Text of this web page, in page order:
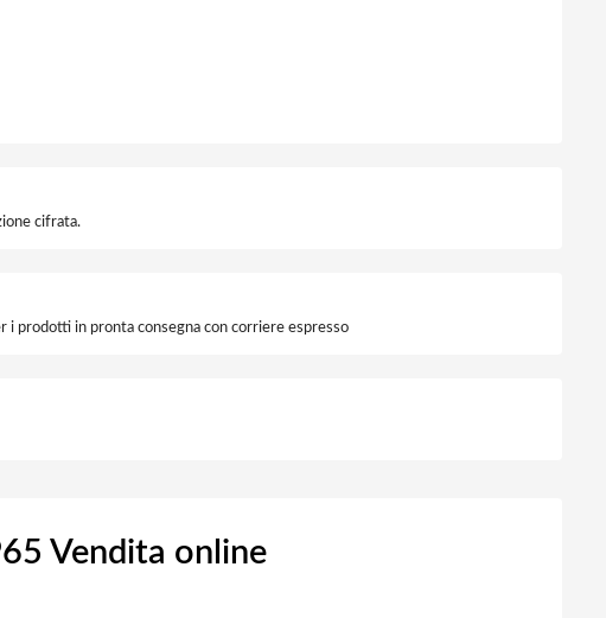
cifrata.
prodotti in pronta consegna con corriere espresso
Vendita online